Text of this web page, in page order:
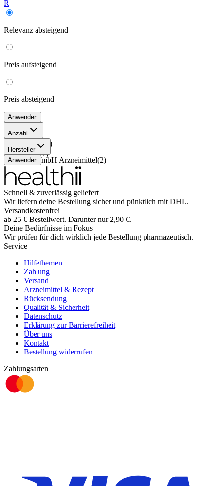
R
Relevanz absteigend
Preis aufsteigend
Preis absteigend
Anwenden
Anzahl
10x10 ml(
)
5x10 ml(1)
Hersteller
MIBE GmbH Arzneimittel(2)
Anwenden
Schnell & zuverlässig geliefert
Wir liefern deine Bestellung sicher und pünktlich mit DHL.
Versandkostenfrei
ab 25 € Bestellwert. Darunter nur 2,90 €.
Deine Bedürfnisse im Fokus
Wir prüfen für dich wirklich jede Bestellung pharmazeutisch.
Service
Hilfethemen
Zahlung
Versand
Arzneimittel & Rezept
Rücksendung
Qualität & Sicherheit
Datenschutz
Erklärung zur Barrierefreiheit
Über uns
Kontakt
Bestellung widerrufen
Zahlungsarten